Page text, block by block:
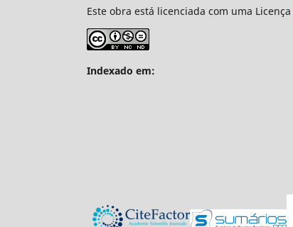
Este obra está licenciada com uma Licença
Indexado em: